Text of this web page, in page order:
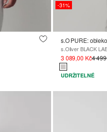
-31%
s.O PURE:
s.Oliver BLACK
3 089,00 Kč4
UDRŽITELNÉ